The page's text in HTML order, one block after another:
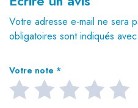
Votre adresse e-mail ne sera
obligatoires sont indiqués avec
Votre note *